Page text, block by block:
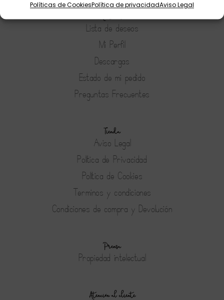
Políticas de CookiesPolítica de privacidadAviso Legal
Mi Cuenta
Lista de deseos
Mi Perfil
Descargas
Estado de mi pedido
Preguntas Frecuentes
Tienda
Aviso Legal
Política de Privacidad
Política de Cookies
Terminos y condiciones
Condiciones de compra y Devolución
Prensa
Propiedad intelectual
Atención al cliente